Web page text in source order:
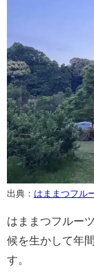
出典： はままつフル
はままつフルー
候を生かして年
す。